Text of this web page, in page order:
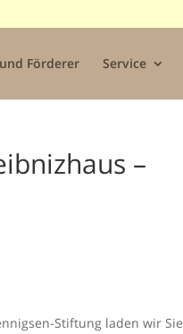
Förderer Service
–
Stiftung laden wir Sie